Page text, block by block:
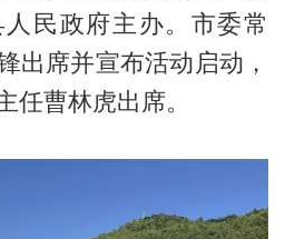
民政府主办。市委常
出席并宣布活动启动，
任曹林虎出席。